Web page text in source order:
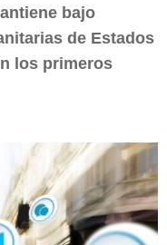
bajo
de Estados
los primeros